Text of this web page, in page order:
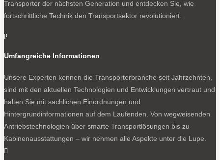
Transporter der nächsten Generation und entdecken Sie, wie
fortschrittliche Technik den Transportsektor revolutioniert.
p
Umfangreiche Informationen
Unsere Experten kennen die Transporterbranche seit Jahrzehnten,
sind mit den aktuellen Technologien und Entwicklungen vertraut und
halten Sie mit sachlichen Einordnungen und
Hintergrundinformationen auf dem Laufenden. Von wegweisenden
Antriebstechnologien über smarte Transportlösungen bis zu
Kabinenausstattungen – wir nehmen alle Aspekte unter die Lupe.
